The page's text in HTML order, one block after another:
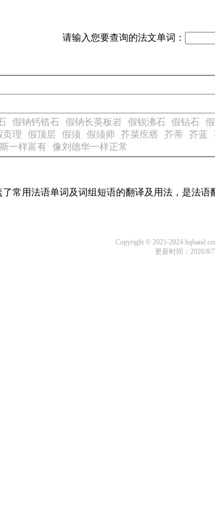
请输入您要查询的法文单词：
假钠钙锆石 假钠长英板岩 假钡沸石 假钻石
页理 假顶层 假须 假须师 芥菜疙瘩 芥蒂 芥蓝
一样富有 像刘德华一样正常
常用法语单词及词组短语的翻译及用法，是法语
Copyright © 2021-2024
更新时间：2026/8/